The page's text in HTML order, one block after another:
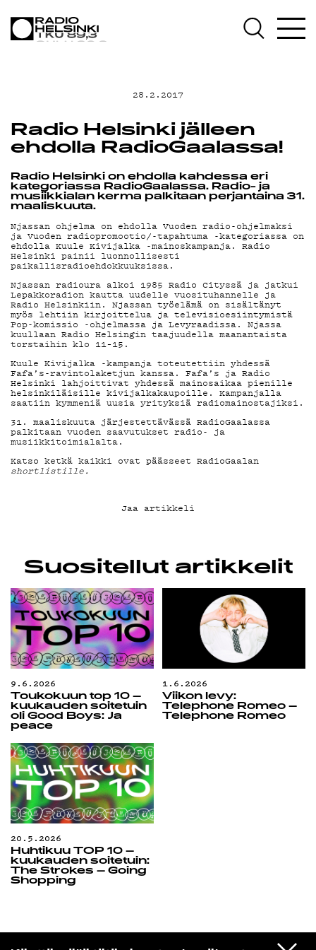
VIESTI
OHJELMAT
TEKIJÄT
ON-DEMAND
PODCAST
MAINOSTA
YHTEYSTIEDOT
G LIVELAB
YSTÄVÄKLUBI
TIETOSUOJA
28.2.2017
Radio Helsinki jälleen
ehdolla RadioGaalassa!
Radio Helsinki on ehdolla kahdessa eri
kategoriassa RadioGaalassa. Radio- ja
musiikkialan kerma palkitaan perjantaina 31.
maaliskuuta.
Njassan ohjelma on ehdolla Vuoden radio-ohjelmaksi
ja Vuoden radiopromootio/-tapahtuma -kategoriassa on
ehdolla Kuule Kivijalka -mainoskampanja. Radio
Helsinki painii luonnollisesti
paikallisradioehdokkuuksissa.
Njassan radioura alkoi 1985 Radio Cityssä ja jatkui
Lepakkoradion kautta uudelle vuosituhannelle ja
Radio Helsinkiin. Njassan työelämä on sisältänyt
myös lehtiin kirjoittelua ja televisioesiintymistä
Pop-komissio -ohjelmassa ja Levyraadissa. Njassa
kuullaan Radio Helsingin taajuudella maanantaista
torstaihin klo 11–15.
Kuule Kivijalka -kampanja toteutettiin yhdessä
Fafa’s-ravintolaketjun kanssa. Fafa’s ja Radio
Helsinki lahjoittivat yhdessä mainosaikaa pienille
helsinkiläisille kivijalkakaupoille. Kampanjalla
saatiin kymmeniä uusia yrityksiä radiomainostajiksi.
31. maaliskuuta järjestettävässä RadioGaalassa
palkitaan vuoden saavutukset radio- ja
musiikkitoimialalta.
Katso ketkä kaikki ovat päässeet RadioGaalan
shortlistille.
Jaa artikkeli
Suositellut artikkelit
9.6.2026
Toukokuun top 10 –
kuukauden soitetuin
oli Good Boys: Ja
peace
1.6.2026
Viikon levy:
Telephone Romeo –
Telephone Romeo
20.5.2026
Huhtikuu TOP 10 –
kuukauden soitetuin:
The Strokes – Going
Shopping